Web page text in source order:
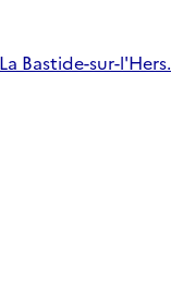
Bastide-sur-l'Hers.